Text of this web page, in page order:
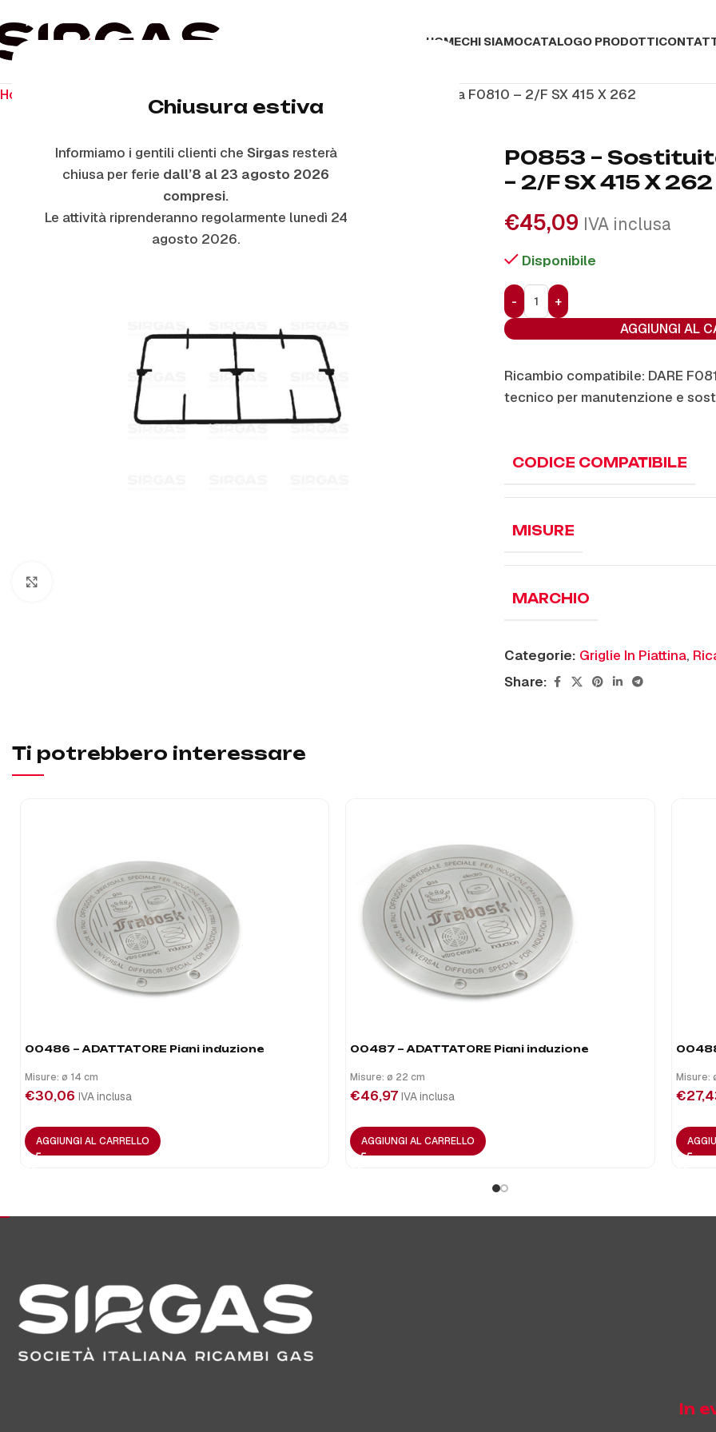
Chiusura estiva
Informiamo i gentili clienti che Sirgas resterà
chiusa per ferie dall’8 al 23 agosto 2026
compresi.
Le attività riprenderanno regolarmente lunedì 24
agosto 2026.
HOMECHI SIAMOCATALOGO PRODOTTI
Home P0853 – Sostituita da F0810 – 2/F SX 415 X 262
P0853 –
– 2/F SX 415 X 262
€45,09 IVA inclusa
Disponibile
AGGIUNGI AL
Ricambio compatibile: DARE
tecnico per manutenzione e
CODICE COMPATIBILE
MISURE
MARCHIO
Categorie: Griglie In Piattina,
Share:
Ti potrebbero interessare
00486 – ADATTATORE Piani induzione
Misure: ø 14 cm
€30,06 IVA inclusa
AGGIUNGI AL CARRELLO
00487 – ADATTATORE Piani induzione
Misure: ø 22 cm
€46,97 IVA inclusa
AGGIUNGI AL CARRELLO
Misure:
€
In